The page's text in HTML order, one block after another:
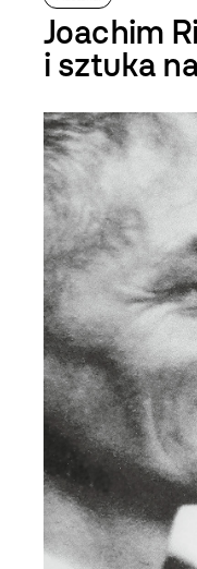
szczegóły
Joachim
i sztuka